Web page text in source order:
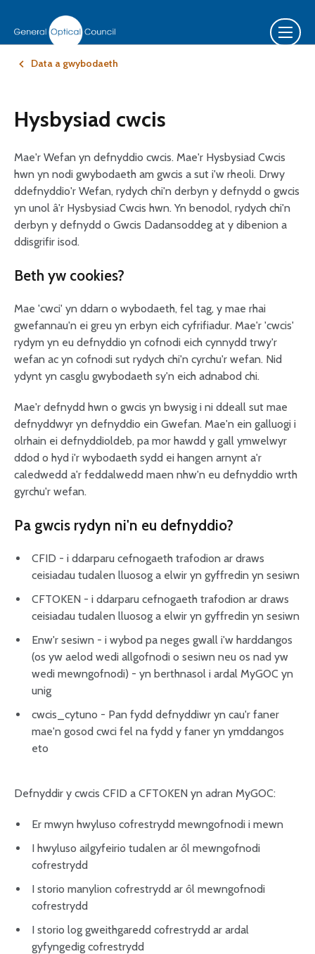
Data a gwybodaeth
Hysbysiad cwcis
Mae'r Wefan yn defnyddio cwcis. Mae'r Hysbysiad Cwcis
hwn yn nodi gwybodaeth am gwcis a sut i'w rheoli. Drwy
ddefnyddio'r Wefan, rydych chi'n derbyn y defnydd o gwcis
yn unol â'r Hysbysiad Cwcis hwn. Yn benodol, rydych chi'n
derbyn y defnydd o Gwcis Dadansoddeg at y dibenion a
ddisgrifir isod.
Beth yw cookies?
Mae 'cwci' yn ddarn o wybodaeth, fel tag, y mae rhai
gwefannau'n ei greu yn erbyn eich cyfrifiadur. Mae'r 'cwcis'
rydym yn eu defnyddio yn cofnodi eich cynnydd trwy'r
wefan ac yn cofnodi sut rydych chi'n cyrchu'r wefan. Nid
ydynt yn casglu gwybodaeth sy'n eich adnabod chi.
Mae'r defnydd hwn o gwcis yn bwysig i ni ddeall sut mae
defnyddwyr yn defnyddio ein Gwefan. Mae'n ein galluogi i
olrhain ei defnyddioldeb, pa mor hawdd y gall ymwelwyr
ddod o hyd i'r wybodaeth sydd ei hangen arnynt a'r
caledwedd a'r feddalwedd maen nhw'n eu defnyddio wrth
gyrchu'r wefan.
Pa gwcis rydyn ni'n eu defnyddio?
CFID - i ddarparu cefnogaeth trafodion ar draws
ceisiadau tudalen lluosog a elwir yn gyffredin yn sesiwn
CFTOKEN - i ddarparu cefnogaeth trafodion ar draws
ceisiadau tudalen lluosog a elwir yn gyffredin yn sesiwn
Enw'r sesiwn - i wybod pa neges gwall i'w harddangos
(os yw aelod wedi allgofnodi o sesiwn neu os nad yw
wedi mewngofnodi) - yn berthnasol i ardal MyGOC yn
unig
cwcis_cytuno - Pan fydd defnyddiwr yn cau'r faner
mae'n gosod cwci fel na fydd y faner yn ymddangos
eto
Defnyddir y cwcis CFID a CFTOKEN yn adran MyGOC:
Er mwyn hwyluso cofrestrydd mewngofnodi i mewn
I hwyluso ailgyfeirio tudalen ar ôl mewngofnodi
cofrestrydd
I storio manylion cofrestrydd ar ôl mewngofnodi
cofrestrydd
I storio log gweithgaredd cofrestrydd ar ardal
gyfyngedig cofrestrydd